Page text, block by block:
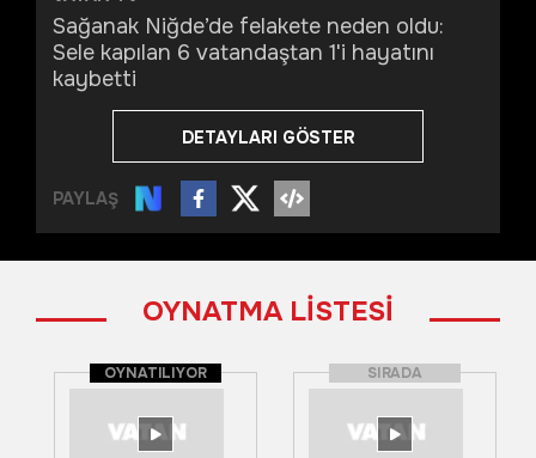
Sağanak Niğde’de felakete neden oldu:
Sele kapılan 6 vatandaştan 1'i hayatını
kaybetti
DETAYLARI GÖSTER
PAYLAŞ
OYNATMA LİSTESİ
OYNATILIYOR SIRADA